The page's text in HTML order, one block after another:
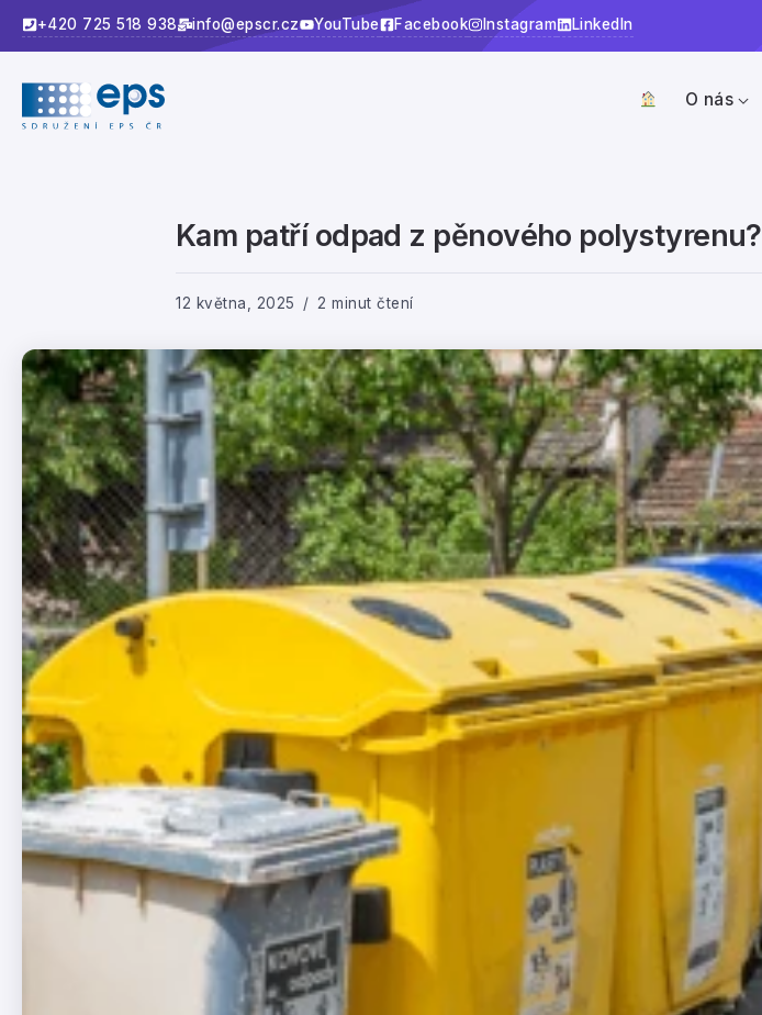
+420 725 518 938 info@epscr.cz YouTube Facebook Instagram LinkedIn
O nás
Kam patří odpad z pěnového polystyrenu?
12 května, 2025 2 minut čtení